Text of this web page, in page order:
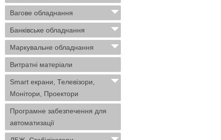
Вагове обладнання
Банківське обладнання
Маркувальне обладнання
Витратні матеріали
Smart екрани, Телевізори,
Монітори, Проектори
Програмне забезпечення для
автоматизації